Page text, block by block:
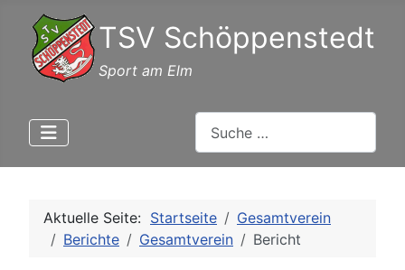
TSV Schöppenstedt
Sport am Elm
Aktuelle Seite: Startseite
Gesamtverein
Berichte
Gesamtverein Bericht